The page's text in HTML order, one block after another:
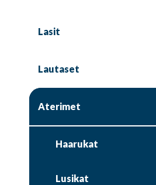
Lasit
Lautaset
Aterimet
Haarukat
Lusikat